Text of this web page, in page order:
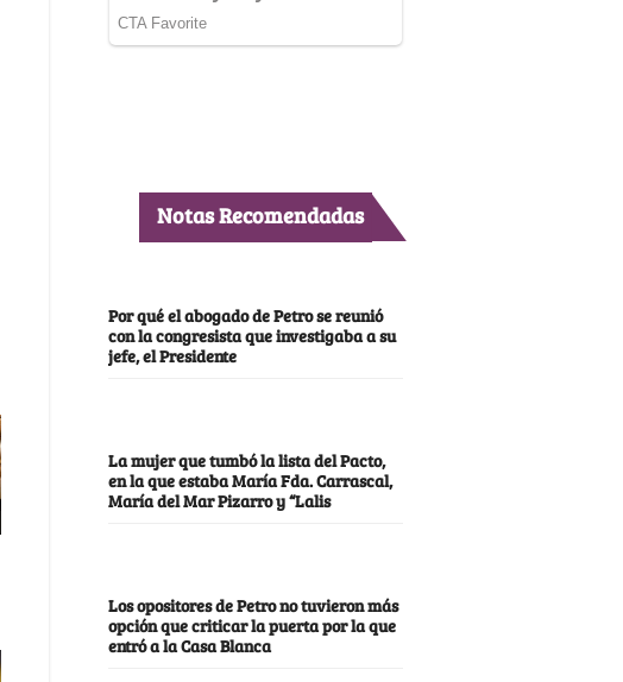
Notas Recomendadas
Por qué el abogado de Petro se reunió
con la congresista que investigaba a su
jefe, el Presidente
La mujer que tumbó la lista del Pacto,
en la que estaba María Fda. Carrascal,
María del Mar Pizarro y “Lalis
Los opositores de Petro no tuvieron más
opción que criticar la puerta por la que
entró a la Casa Blanca